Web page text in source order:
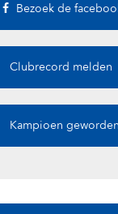
Bezoek de
Clubrecord melden
Kampioen